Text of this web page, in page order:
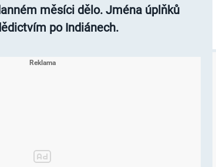
měsíci dělo. Jména úplňků
po Indiánech.